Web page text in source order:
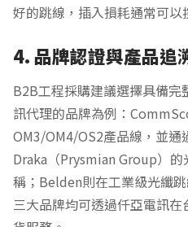
好的跳線，插入損耗通常可以
4. 品牌認證與產品追
B2B工程採購建議選擇具備
訊代理的品牌為例：
OM3/OM4/OS2產品線，並通
Draka（Prysmian Group）
稱；Belden則在工業級光纖
三大品牌均可透過仟亞電訊